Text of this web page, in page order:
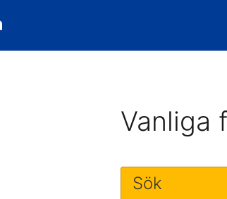
Vanliga
Sök